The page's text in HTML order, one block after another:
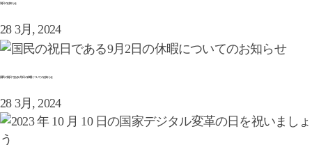
祝日のお知らせ
28 3月, 2024
国民の祝日である9月2日の休暇についてのお知らせ
28 3月, 2024